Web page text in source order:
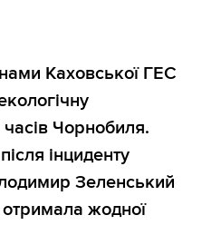
Каховської ГЕС
часів Чорнобиля.
інциденту
Зеленський
жодної